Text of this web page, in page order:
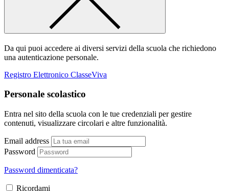
Da qui puoi accedere ai diversi servizi della scuola che richiedono
una autenticazione personale.
Registro Elettronico ClasseViva
Personale scolastico
Entra nel sito della scuola con le tue credenziali per gestire
contenuti, visualizzare circolari e altre funzionalità.
Email address
Password
Password dimenticata?
Ricordami